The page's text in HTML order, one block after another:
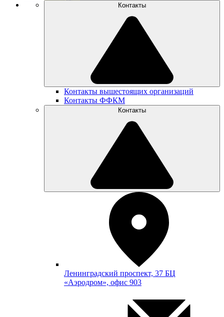
Контакты
Контакты вышестоящих организаций
Контакты ФФКМ
Контакты
Ленинградский проспект, 37 БЦ
«Аэродром», офис 903